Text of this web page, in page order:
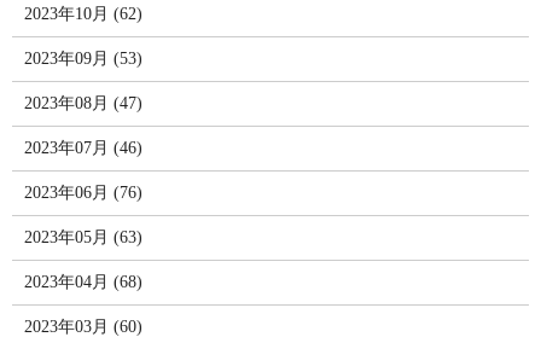
2023年10月 (62)
2023年09月 (53)
2023年08月 (47)
2023年07月 (46)
2023年06月 (76)
2023年05月 (63)
2023年04月 (68)
2023年03月 (60)